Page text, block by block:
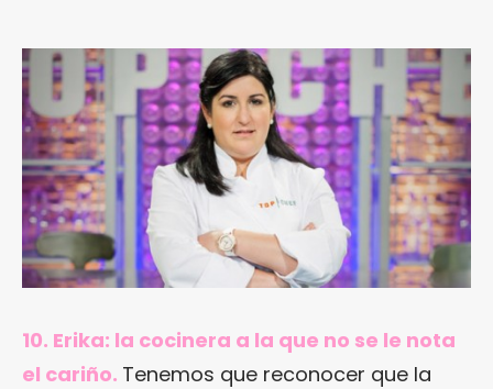
10. Erika: la cocinera a la que no se le nota
el cariño. Tenemos que reconocer que la